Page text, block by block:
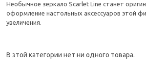
Необычное зеркало Scarlet Line станет
оформление настольных аксессуаров этой
увеличения.
В этой категории нет ни одного товара.